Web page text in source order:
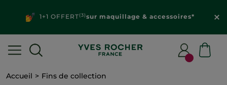
1+1 OFFERT(3)sur maquillage & accessoires*
Accueil Fins de collection